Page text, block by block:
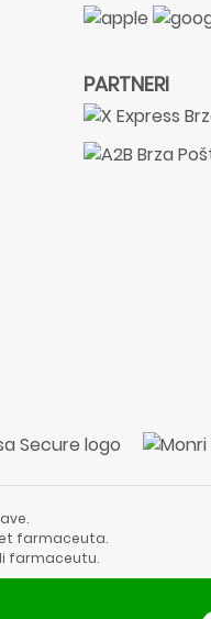
PARTNERI
farmaceuta.
farmaceutu.